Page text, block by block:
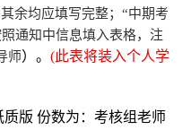
余均应填写完整；“中期考
通知中信息填入表格，注
师）。 (此表将装入个人学
质版 份数为：考核组老师